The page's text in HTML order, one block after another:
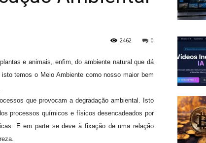
0
2462
e animais, enfim, do ambiente natural que dá
temos o Meio Ambiente como nosso maior bem
que provocam a degradação ambiental. Isto
processos químicos e físicos desencadeados por
E em parte se deve à fixação de uma relação